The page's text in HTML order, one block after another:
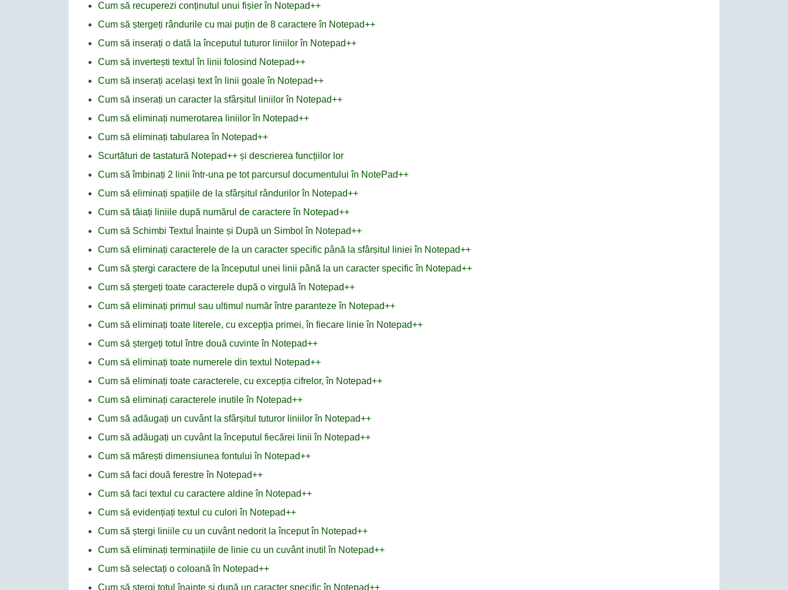
Cum să recuperezi conținutul unui fișier în Notepad++
Cum să ștergeți rândurile cu mai puțin de 8 caractere în Notepad++
Cum să inserați o dată la începutul tuturor liniilor în Notepad++
Cum să invertești textul în linii folosind Notepad++
Cum să inserați același text în linii goale în Notepad++
Cum să inserați un caracter la sfârșitul liniilor în Notepad++
Cum să eliminați numerotarea liniilor în Notepad++
Cum să eliminați tabularea în Notepad++
Scurtături de tastatură Notepad++ și descrierea funcțiilor lor
Cum să îmbinați 2 linii într-una pe tot parcursul documentului în NotePad++
Cum să eliminați spațiile de la sfârșitul rândurilor în Notepad++
Cum să tăiați liniile după numărul de caractere în Notepad++
Cum să Schimbi Textul Înainte și După un Simbol în Notepad++
Cum să eliminați caracterele de la un caracter specific până la sfârșitul liniei în Notepad++
Cum să ștergi caractere de la începutul unei linii până la un caracter specific în Notepad++
Cum să ștergeți toate caracterele după o virgulă în Notepad++
Cum să eliminați primul sau ultimul număr între paranteze în Notepad++
Cum să eliminați toate literele, cu excepția primei, în fiecare linie în Notepad++
Cum să ștergeți totul între două cuvinte în Notepad++
Cum să eliminați toate numerele din textul Notepad++
Cum să eliminați toate caracterele, cu excepția cifrelor, în Notepad++
Cum să eliminați caracterele inutile în Notepad++
Cum să adăugați un cuvânt la sfârșitul tuturor liniilor în Notepad++
Cum să adăugați un cuvânt la începutul fiecărei linii în Notepad++
Cum să mărești dimensiunea fontului în Notepad++
Cum să faci două ferestre în Notepad++
Cum să faci textul cu caractere aldine în Notepad++
Cum să evidențiați textul cu culori în Notepad++
Cum să ștergi liniile cu un cuvânt nedorit la început în Notepad++
Cum să eliminați terminațiile de linie cu un cuvânt inutil în Notepad++
Cum să selectați o coloană în Notepad++
Cum să ștergi totul înainte și după un caracter specific în Notepad++